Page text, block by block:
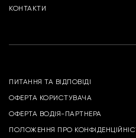
КОНТАКТИ
ПИТАННЯ ТА ВІДПОВІДІ
ОФЕРТА КОРИСТУВАЧА
ОФЕРТА ВОДІЯ-ПАРТНЕРА
ПОЛОЖЕННЯ ПРО